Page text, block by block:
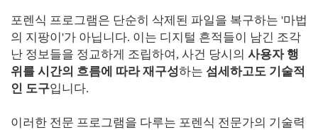
포렌식 프로그램은 단순히 삭제된 파일을 복구하는 '마법
의 지팡이'가 아닙니다. 이는 디지털 흔적들이 남긴 조각
난 정보들을 정교하게 조립하여, 사건 당시의 사용자 행
위를 시간의 흐름에 따라 재구성하는 섬세하고도 기술적
인 도구입니다.
이러한 전문 프로그램을 다루는 포렌식 전문가의 기술력